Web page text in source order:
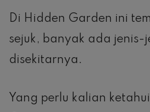
Di Hidden Garden ini
sejuk, banyak ada jenis-
disekitarnya.
Yang perlu kalian